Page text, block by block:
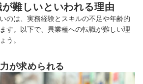
：人の入れ替わりが激しい傾向にある
子高齢化による需要と働き手不足
異業種の職種を紹介
難しいといわれる理由
のは、実務経験とスキルの不足や年齢的
す。以下で、異業種への転職が難しい理
う。
が求められる